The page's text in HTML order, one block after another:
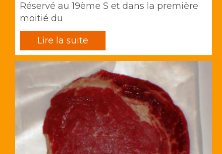
Réservé au19ème S et dans la première
moitié du
Lire la suite